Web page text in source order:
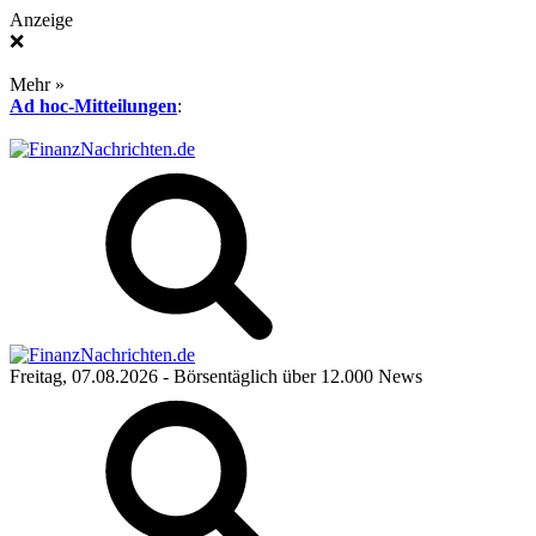
Anzeige
❌
Mehr »
Ad hoc-Mitteilungen:
Freitag, 07.08.2026 - Börsentäglich über 12.000 News